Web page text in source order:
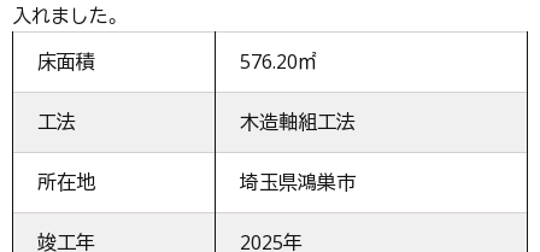
入れました。
床面積
576.20㎡
工法 木造軸組工法
所在地 埼玉県鴻巣市
竣工年 2025年